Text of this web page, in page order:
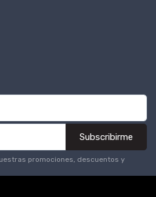
Subscribirme
promociones, descuentos y